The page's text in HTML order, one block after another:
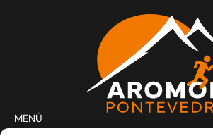
MENÚ
Actividades